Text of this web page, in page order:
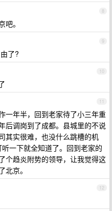
8
。
9
了?
10
11
一年半，回到老家待了小三年重
后调岗到了成都。县城里的不说
其实很难，也没什么跳槽的机
一下就全知道了。回到老家的
个趋炎附势的领导，让我觉得这
京。
12